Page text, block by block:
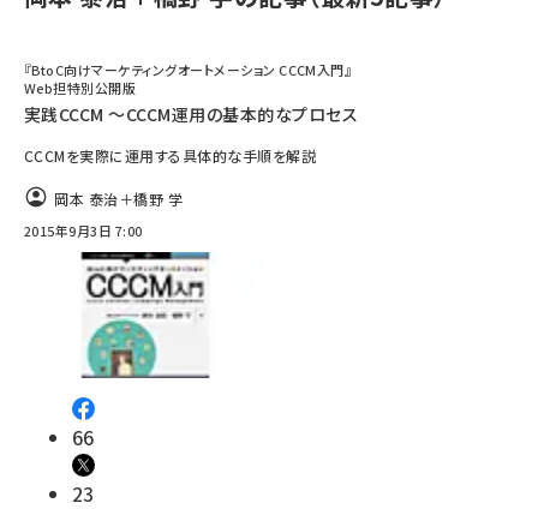
『BtoC向けマーケティングオートメーション CCCM入門』
Web担特別公開版
実践CCCM ～CCCM運用の基本的なプロセス
CCCMを実際に運用する具体的な手順を解説
岡本 泰治＋橋野 学
2015年9月3日 7:00
66
23